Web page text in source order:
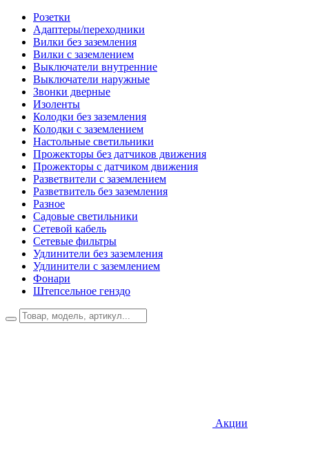
Розетки
Адаптеры/переходники
Вилки без заземления
Вилки с заземлением
Выключатели внутренние
Выключатели наружные
Звонки дверные
Изоленты
Колодки без заземления
Колодки с заземлением
Настольные светильники
Прожекторы без датчиков движения
Прожекторы с датчиком движения
Разветвители с заземлением
Разветвитель без заземления
Разное
Садовые светильники
Сетевой кабель
Сетевые фильтры
Удлинители без заземления
Удлинители с заземлением
Фонари
Штепсельное генздо
Акции